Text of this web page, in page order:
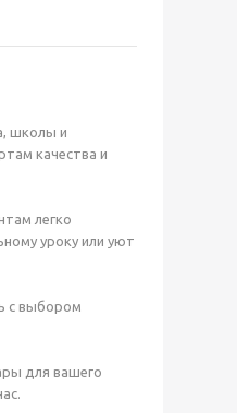
школы и
качества и
легко
уроку или уют
с выбором
для вашего